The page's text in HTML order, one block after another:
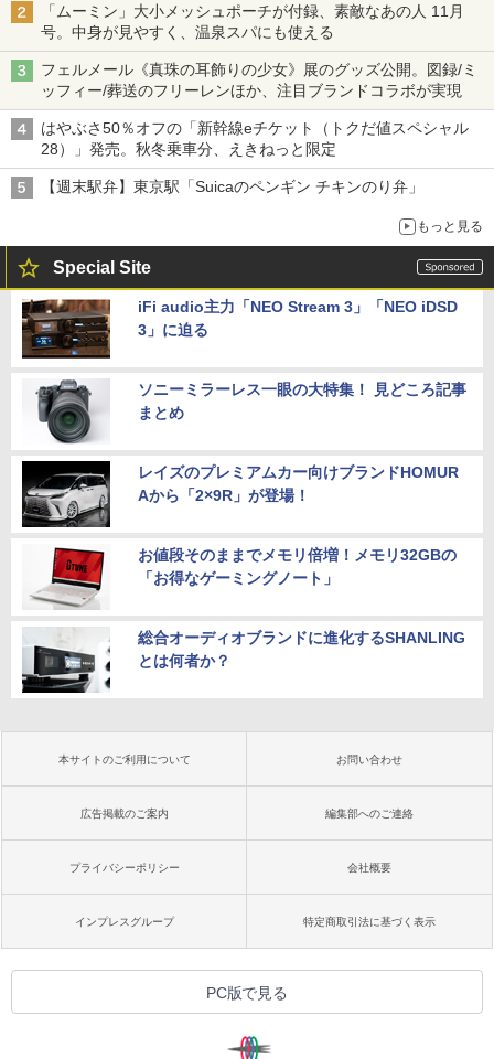
「ムーミン」大小メッシュポーチが付録、素敵なあの人 11月
号。中身が見やすく、温泉スパにも使える
フェルメール《真珠の耳飾りの少女》展のグッズ公開。図録/ミ
ッフィー/葬送のフリーレンほか、注目ブランドコラボが実現
はやぶさ50％オフの「新幹線eチケット（トクだ値スペシャル
28）」発売。秋冬乗車分、えきねっと限定
【週末駅弁】東京駅「Suicaのペンギン チキンのり弁」
もっと見る
Special Site
iFi audio主力「NEO Stream 3」「NEO iDSD
3」に迫る
ソニーミラーレス一眼の大特集！ 見どころ記事
まとめ
レイズのプレミアムカー向けブランドHOMUR
Aから「2×9R」が登場！
お値段そのままでメモリ倍増！メモリ32GBの
「お得なゲーミングノート」
総合オーディオブランドに進化するSHANLING
とは何者か？
本サイトのご利用について お問い合わせ
広告掲載のご案内 編集部へのご連絡
プライバシーポリシー 会社概要
インプレスグループ 特定商取引法に基づく表示
PC版で見る